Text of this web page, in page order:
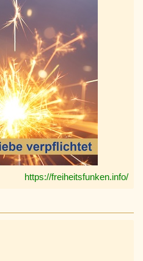
https://freiheitsfunken.info/